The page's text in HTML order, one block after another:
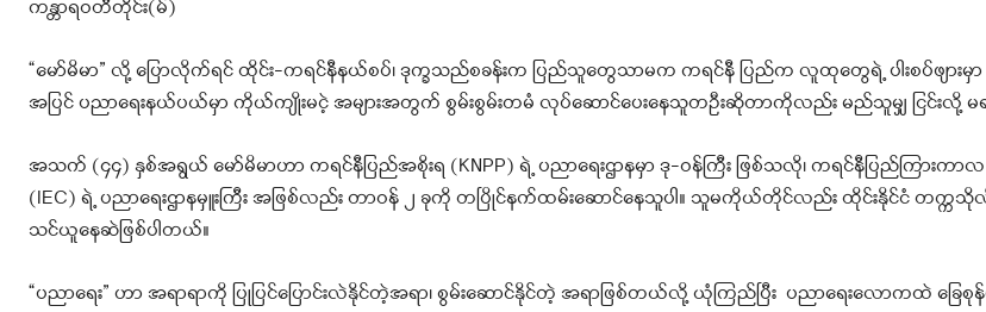
ကန္တာရဝတီတိုင်း(မ်)
“မော်မိမာ” လို့ ပြောလိုက်ရင် ထိုင်း-ကရင်နီနယ်စပ်၊ ဒုက္ခသည်စခန်းက ပြည်သူတွေသာမက ကရင်နီ ပြည်က လူထုတွေရဲ့ ပါးစပ်ဖျားမှာ ရ
အပြင် ပညာရေးနယ်ပယ်မှာ ကိုယ်ကျိုးမငဲ့ အများအတွက် စွမ်းစွမ်းတမံ လုပ်ဆောင်ပေးနေသူတဦးဆိုတာကိုလည်း မည်သူမျှ ငြင်းလို့ မရ
အသက် (၄၄) နှစ်အရွယ် မော်မိမာဟာ ကရင်နီပြည်အစိုးရ (KNPP) ရဲ့ ပညာရေးဌာနမှာ ဒု-ဝန်ကြီး ဖြစ်သလို၊ ကရင်နီပြည်ကြားကာ
(IEC) ရဲ့ ပညာရေးဌာနမှူးကြီး အဖြစ်လည်း တာဝန် ၂ ခုကို တပြိုင်နက်ထမ်းဆောင်နေသူပါ။ သူမကိုယ်တိုင်လည်း ထိုင်းနိုင်ငံ တ
သင်ယူနေဆဲဖြစ်ပါတယ်။
“ပညာရေး” ဟာ အရာရာကို ပြုပြင်ပြောင်းလဲနိုင်တဲ့အရာ၊ စွမ်းဆောင်နိုင်တဲ့ အရာဖြစ်တယ်လို့ ယုံကြည်ပြီး ပညာရေးလောကထဲ ခြေစု